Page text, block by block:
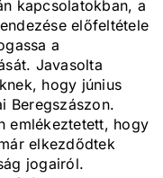
kapcsolatokban, a
előfeltétele
a
Javasolta
hogy június
Beregszászon.
emlékeztetett, hogy
elkezdődtek
jogairól.